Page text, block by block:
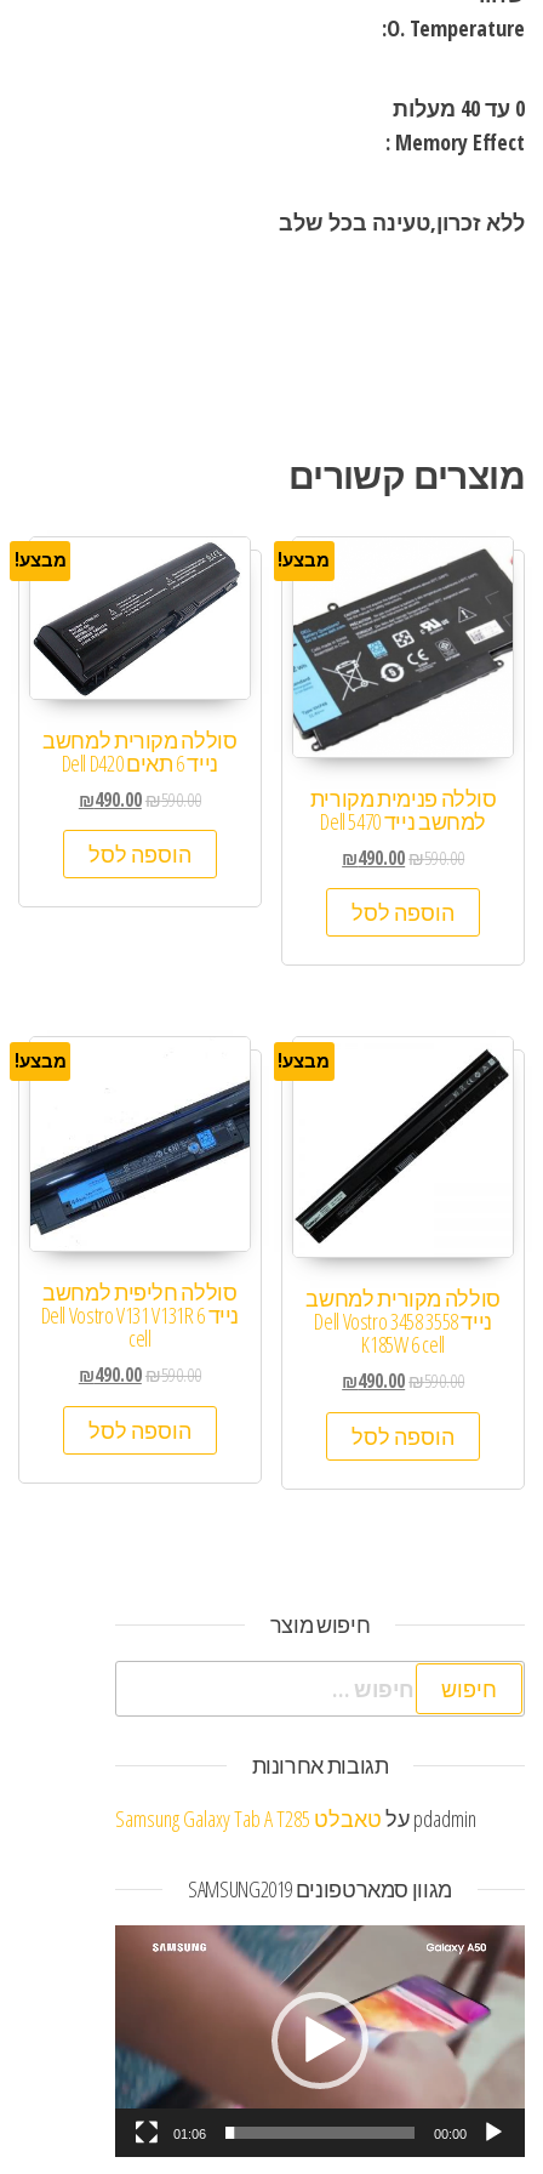
O. Temperature:
0 עד 40 מעלות
Memory Effect :
ללא זכרון,טעינה בכל שלב
מוצרים קשורים
מבצע!
סוללה פנימית מקורית
למחשב נייד Dell 5470
₪590.00
₪490.00
הוספה לסל
מבצע!
סוללה מקורית למחשב
נייד 6 תאים Dell D420
₪590.00
₪490.00
הוספה לסל
מבצע!
סוללה מקורית למחשב
נייד Dell Vostro 3458 3558
K185W 6 cell
₪590.00
₪490.00
הוספה לסל
מבצע!
סוללה חליפית למחשב
נייד Dell Vostro V131 V131R 6
cell
₪590.00
₪490.00
הוספה לסל
חיפוש מוצר
חיפוש:
תגובות אחרונות
pdadminעלטאבלט Samsung Galaxy Tab A T285
מגוון סמארטפונים SAMSUNG2019
נגן
וידאו
00:00
01:06